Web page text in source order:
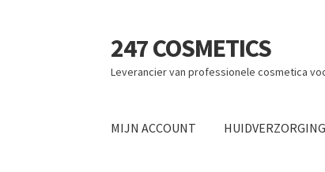
Ga
door
naar
Ga
naar
de
247 COSMETICS
Leverancier van professionele cosmetica
MIJN ACCOUNT HUIDVERZORGING